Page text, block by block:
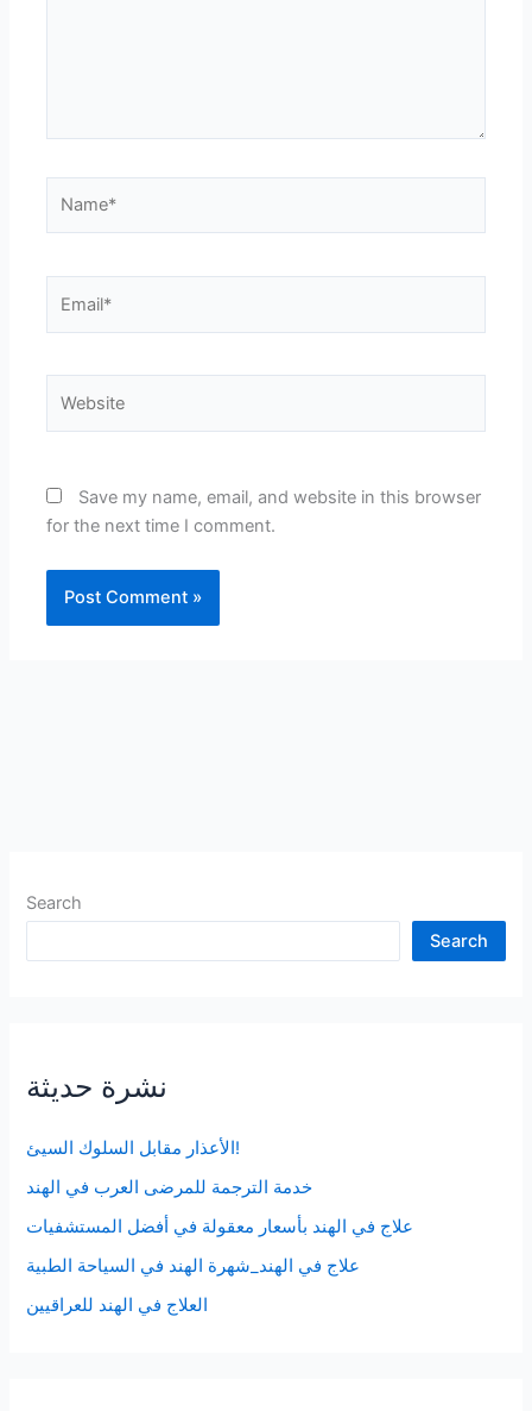
Save my name, email, and website in this browser
for the next time I comment.
Search
Search
نشرة حديثة
الأعذار مقابل السلوك السيئ!
خدمة الترجمة للمرضى العرب في الهند
علاج في الهند بأسعار معقولة في أفضل المستشفيات
علاج في الهند_شهرة الهند في السياحة الطبية
العلاج في الهند للعراقيين